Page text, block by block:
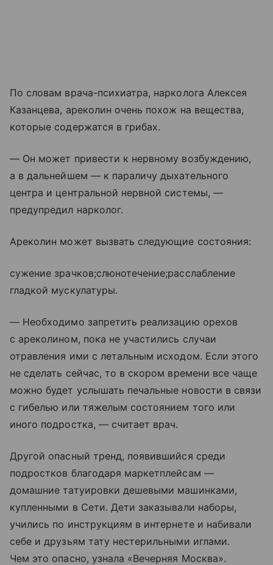
По словам врача-психиатра, нарколога Алексея
Казанцева, ареколин очень похож на вещества,
которые содержатся в грибах.
— Он может привести к нервному возбуждению,
а в дальнейшем — к параличу дыхательного
центра и центральной нервной системы, —
предупредил нарколог.
Ареколин может вызвать следующие состояния:
сужение зрачков;слюнотечение;расслабление
гладкой мускулатуры.
— Необходимо запретить реализацию орехов
с ареколином, пока не участились случаи
отравления ими с летальным исходом. Если этого
не сделать сейчас, то в скором времени все чаще
можно будет услышать печальные новости в связи
с гибелью или тяжелым состоянием того или
иного подростка, — считает врач.
Другой опасный тренд, появившийся среди
подростков благодаря маркетплейсам —
домашние татуировки дешевыми машинками,
купленными в Сети. Дети заказывали наборы,
учились по инструкциям в интернете и набивали
себе и друзьям тату нестерильными иглами.
Чем это опасно, узнала «Вечерняя Москва».